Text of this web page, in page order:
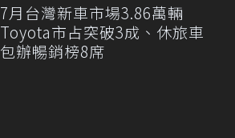
7月台灣新車市場3.86萬輛
Toyota市占突破3成、休旅車
包辦暢銷榜8席